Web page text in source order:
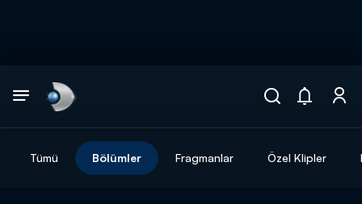
Tümü Bölümler Fragmanlar Özel Klipler